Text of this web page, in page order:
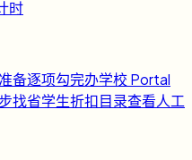
时
备逐项勾完办学校 Portal
找省学生折扣目录查看人工